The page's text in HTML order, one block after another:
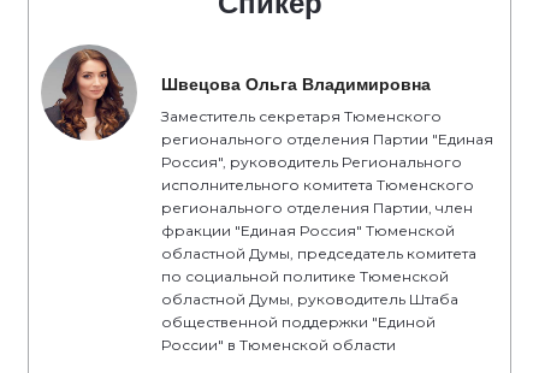
Швецова Ольга Владимировна
Заместитель секретаря Тюменского
регионального отделения Партии "Единая
Россия", руководитель Регионального
исполнительного комитета Тюменского
регионального отделения Партии, член
фракции "Единая Россия" Тюменской
областной Думы, председатель комитета
по социальной политике Тюменской
областной Думы, руководитель Штаба
общественной поддержки "Единой
России" в Тюменской области